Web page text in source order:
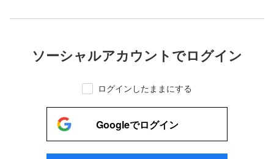
ソーシャルアカウントでログイン
ログインしたままにする
Googleでログイン